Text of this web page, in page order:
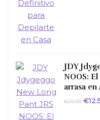
JDY
NOOS:
arrasa en
€29.99 El
€